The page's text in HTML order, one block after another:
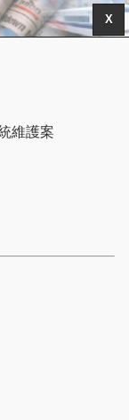
X
維護案